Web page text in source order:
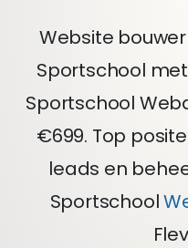
Website
Sportschool
Sportschool
€699. Top
leads en
Sportschool